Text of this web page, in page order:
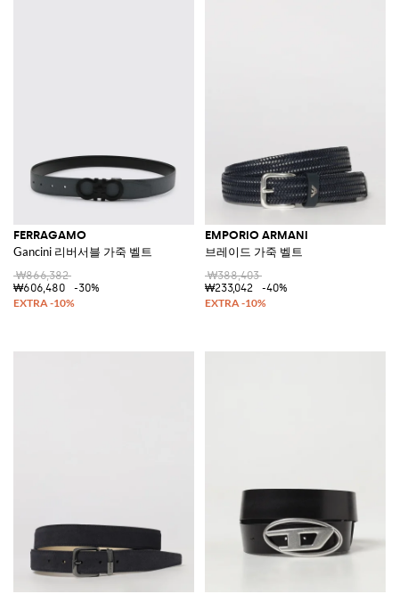
FERRAGAMO
Gancini 리버서블 가죽 벨트
₩866,382
₩606,480
-30%
EMPORIO ARMANI
브레이드 가죽 벨트
₩388,403
₩233,042
-40%